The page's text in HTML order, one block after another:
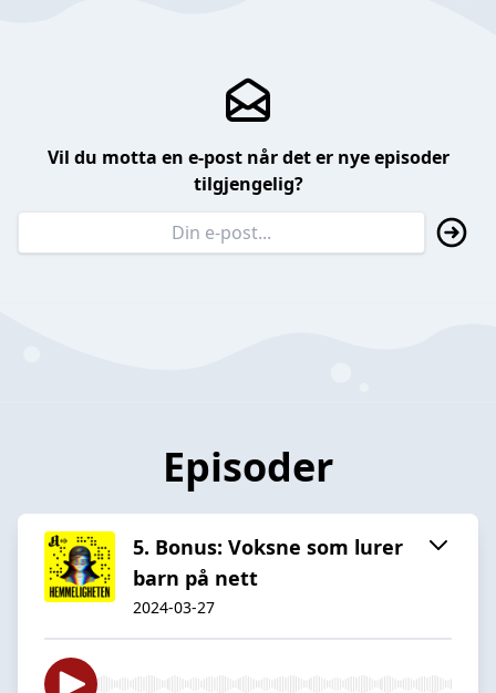
Vil du motta en e-post når det er nye episoder
tilgjengelig?
Episoder
5. Bonus: Voksne som lurer
barn på nett
2024-03-27